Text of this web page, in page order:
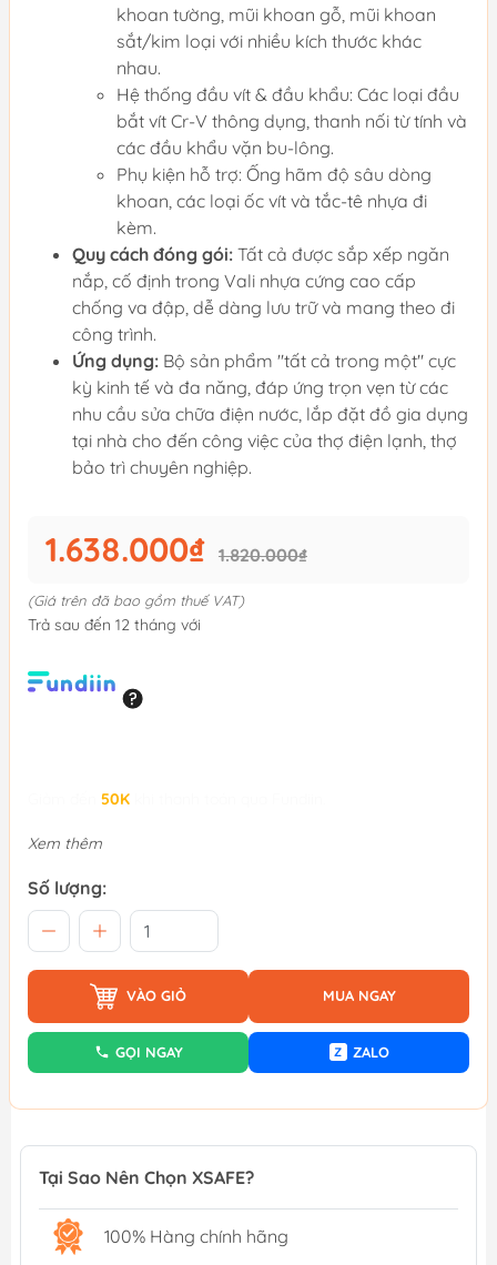
khoan tường, mũi khoan gỗ, mũi khoan
sắt/kim loại với nhiều kích thước khác
nhau.
Hệ thống đầu vít & đầu khẩu: Các loại đầu
bắt vít Cr-V thông dụng, thanh nối từ tính và
các đầu khẩu vặn bu-lông.
Phụ kiện hỗ trợ: Ống hãm độ sâu dòng
khoan, các loại ốc vít và tắc-tê nhựa đi
kèm.
Quy cách đóng gói: Tất cả được sắp xếp ngăn
nắp, cố định trong Vali nhựa cứng cao cấp
chống va đập, dễ dàng lưu trữ và mang theo đi
công trình.
Ứng dụng: Bộ sản phẩm "tất cả trong một" cực
kỳ kinh tế và đa năng, đáp ứng trọn vẹn từ các
nhu cầu sửa chữa điện nước, lắp đặt đồ gia dụng
tại nhà cho đến công việc của thợ điện lạnh, thợ
bảo trì chuyên nghiệp.
1.638.000₫ 1.820.000₫
(Giá trên đã bao gồm thuế VAT)
Trả sau đến 12 tháng với
50K
Xem thêm
Số lượng:
VÀO GIỎ MUA NGAY
GỌI NGAY Z ZALO
Tại Sao Nên Chọn XSAFE?
100% Hàng chính hãng